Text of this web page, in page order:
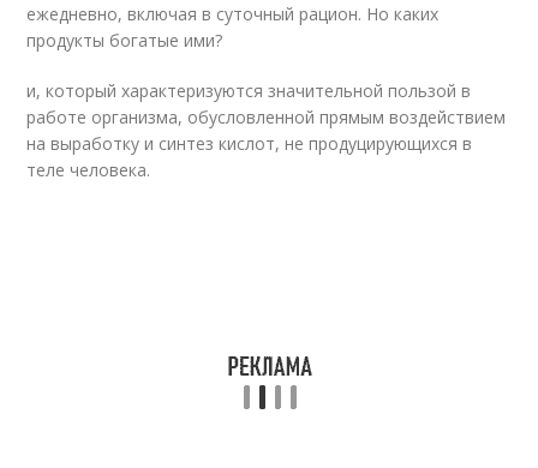
ежедневно, включая в суточный рацион. Но каких
продукты богатые ими?
и, который характеризуются значительной пользой в
работе организма, обусловленной прямым воздействием
на выработку и синтез кислот, не продуцирующихся в
теле человека.